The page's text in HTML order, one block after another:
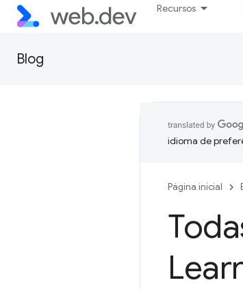
Recursos
Blog
idioma de
Página inicial